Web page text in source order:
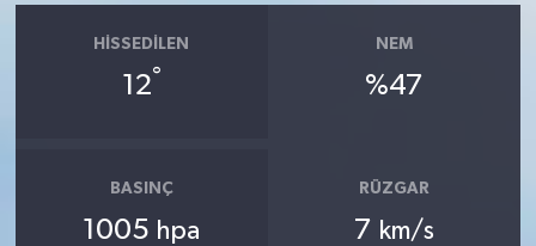
HISSEDILEN
12°
NEM
%47
BASINÇ
1005 hpa
RÜZGAR
7 km/s